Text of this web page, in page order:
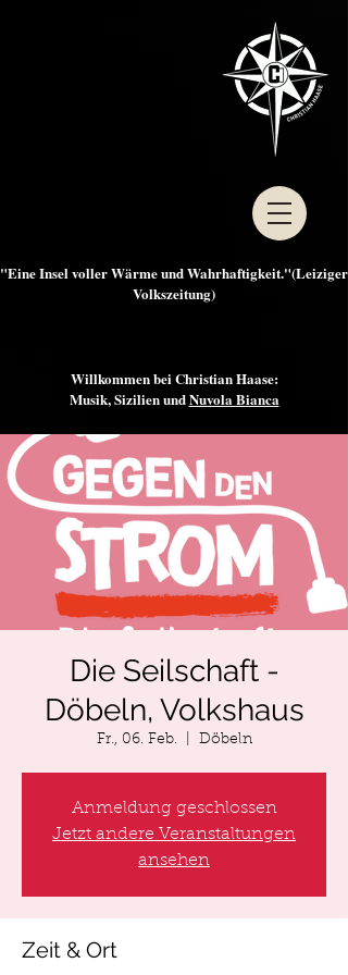
"Eine Insel voller Wärme und Wahrhaftigkeit."(Leiziger
Volkszeitung)
Willkommen bei Christian Haase:
Musik, Sizilien undNuvola Bianca
Die Seilschaft -
Döbeln, Volkshaus
Fr., 06. Feb. Döbeln
Anmeldung geschlossen
Jetzt andere Veranstaltungen
ansehen
Zeit & Ort